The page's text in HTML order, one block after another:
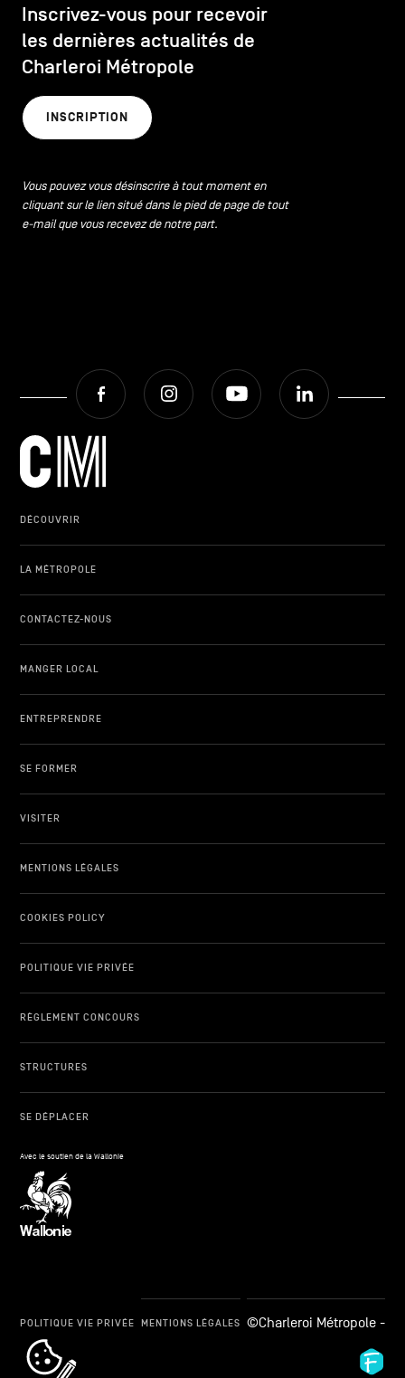
Inscrivez-vous pour recevoir
les dernières actualités de
Charleroi Métropole
INSCRIPTION
Vous pouvez vous désinscrire à tout moment en
cliquant sur le lien situé dans le pied de page de tout
e-mail que vous recevez de notre part.
Facebook Instagram Youtube
DÉCOUVRIR
LA MÉTROPOLE
CONTACTEZ-NOUS
MANGER LOCAL
ENTREPRENDRE
SE FORMER
VISITER
MENTIONS LÉGALES
COOKIES POLICY
POLITIQUE VIE PRIVÉE
RÈGLEMENT CONCOURS
STRUCTURES
SE DÉPLACER
Avec le soutien de la Wallonie
cookie_notice_link
POLITIQUE VIE PRIVÉE MENTIONS LÉGALES ©Charleroi Métropole -